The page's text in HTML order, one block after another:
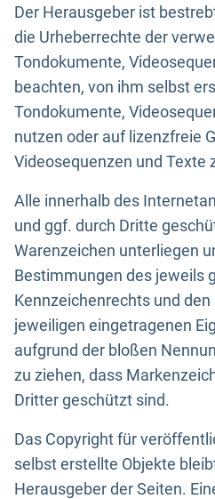
Der Herausgeber ist
die Urheberrechte der
Tondokumente,
beachten, von ihm selbst
Tondokumente,
nutzen oder auf lizenzfreie
Videosequenzen und Texte
Alle innerhalb des
und ggf. durch Dritte
Warenzeichen unterliegen
Bestimmungen des jeweils
Kennzeichenrechts und
jeweiligen eingetragenen
aufgrund der bloßen
zu ziehen, dass
Dritter geschützt sind.
Das Copyright für
selbst erstellte Objekte
Herausgeber der Seiten.